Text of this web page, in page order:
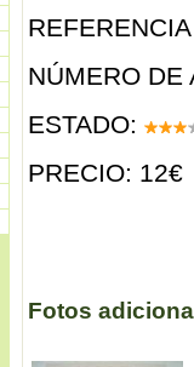
NÚMERO DE
ESTADO:
PRECIO: 12€
Fotos